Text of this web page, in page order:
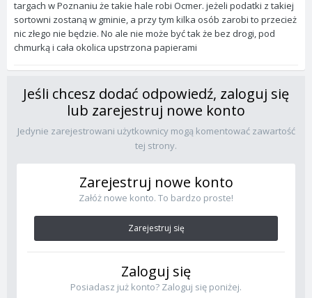
targach w Poznaniu że takie hale robi Ocmer. jeżeli podatki z takiej
sortowni zostaną w gminie, a przy tym kilka osób zarobi to przecież
nic złego nie będzie. No ale nie może być tak że bez drogi, pod
chmurką i cała okolica upstrzona papierami
Jeśli chcesz dodać odpowiedź, zaloguj się
lub zarejestruj nowe konto
Jedynie zarejestrowani użytkownicy mogą komentować zawartość
tej strony.
Zarejestruj nowe konto
Załóż nowe konto. To bardzo proste!
Zarejestruj się
Zaloguj się
Posiadasz już konto? Zaloguj się poniżej.